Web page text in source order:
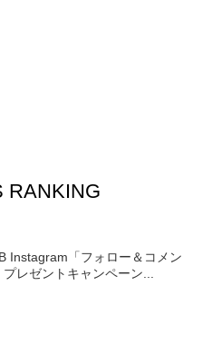
RANKING
Instagram「フォロー＆コメン
プレゼントキャンペーン...